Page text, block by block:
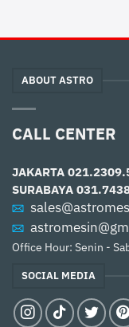
ABOUT ASTRO
CALL CENTER
JAKARTA
SURABAYA
Office Hour: Senin -
SOCIAL MEDIA